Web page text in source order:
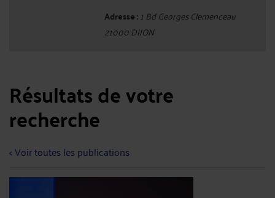
Adresse :1 Bd Georges Clemenceau
21000 DIJON
Résultats de votre
recherche
< Voir toutes les publications